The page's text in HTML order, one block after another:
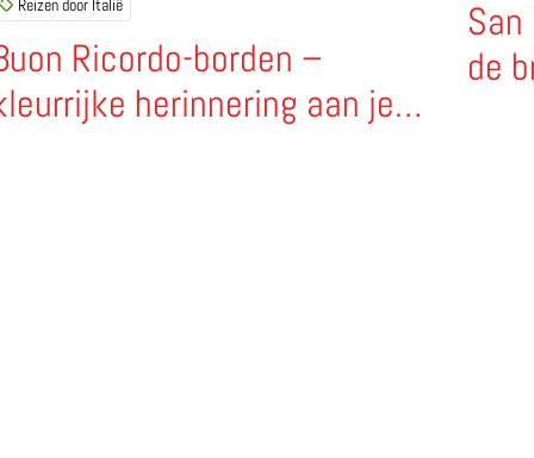
Ricordo-borden –
herinnering aan je
Reizen door Italië
de